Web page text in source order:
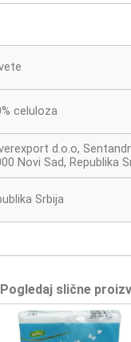
celuloza
d.o.o,
Novi Sad, Republika
Srbija
Pogledaj slične